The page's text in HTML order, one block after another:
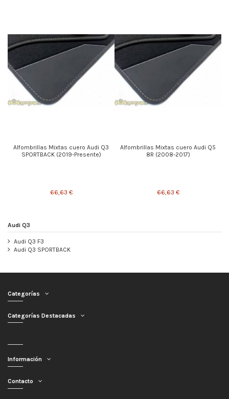
Alfombrillas Mixtas cuero Audi Q3
SPORTBACK (2019-Presente)
66,63 €
Alfombrillas Mixtas cuero Audi Q5
8R (2008-2017)
66,63 €
Audi Q3
Audi Q3 F3
Audi Q3 SPORTBACK
Categorías
Categorías Destacadas
Información
Contacto